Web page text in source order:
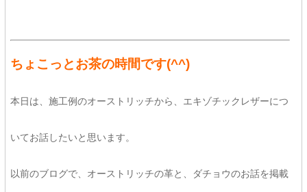
ちょこっとお茶の時間です(^^)
本日は、施工例のオーストリッチから、エキゾチックレザーにつ
いてお話したいと思います。
以前のブログで、オーストリッチの革と、ダチョウのお話を掲載